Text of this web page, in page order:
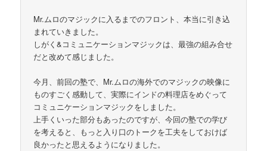
Mr.ムロのマジックに入るまでのフロント、本当に引き込
まれていきました。
しがく&コミュニケーションマジックは、最強の組み合せ
だと改めて感じました。
今月、前回の塾で、Mr.ムロの海外でのマジックの映像に
ものすごく感動して、実際にインドの料理店をめぐって
コミュニケーションマジックをしました。
上手くいった部分もあったのですが、今回の塾での学び
を考えると、もっと入り口のトークを工夫をしておけば
良かったと思えるようになりました。